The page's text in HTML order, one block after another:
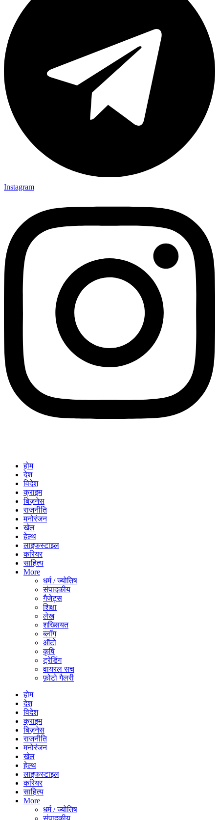
Instagram
होम
देश
विदेश
क्राइम
बिज़नेस
राजनीति
मनोरंजन
खेल
हेल्थ
लाइफस्टाइल
करियर
साहित्य
More
धर्म / ज्योतिष
संपादकीय
गैजेट्स
शिक्षा
लेख
शख्सियत
ब्लॉग
ऑटो
कृषि
ट्रेडिंग
वायरल सच
फ़ोटो गैलरी
होम
देश
विदेश
क्राइम
बिज़नेस
राजनीति
मनोरंजन
खेल
हेल्थ
लाइफस्टाइल
करियर
साहित्य
More
धर्म / ज्योतिष
संपादकीय